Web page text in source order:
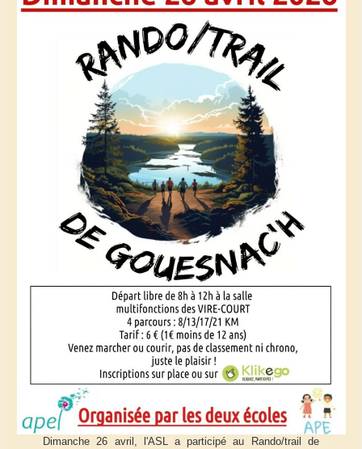
Dimanche 26 avril, l'ASL a participé au Rando/trail de